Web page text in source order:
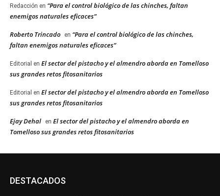
Redacción en “Para el control biológico de las chinches, faltan
enemigos naturales eficaces”
Roberto Trincado en “Para el control biológico de las chinches,
faltan enemigos naturales eficaces”
Editorial en El sector del pistacho y el almendro aborda en Tomelloso
sus grandes retos fitosanitarios
Editorial en El sector del pistacho y el almendro aborda en Tomelloso
sus grandes retos fitosanitarios
Ejay Dehal en El sector del pistacho y el almendro aborda en
Tomelloso sus grandes retos fitosanitarios
DESTACADOS